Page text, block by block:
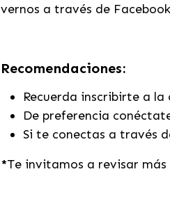
vernos a través de
Recomendaciones:
Recuerda inscribirte a
De preferencia
Si te conectas a través
*Te invitamos a revisar